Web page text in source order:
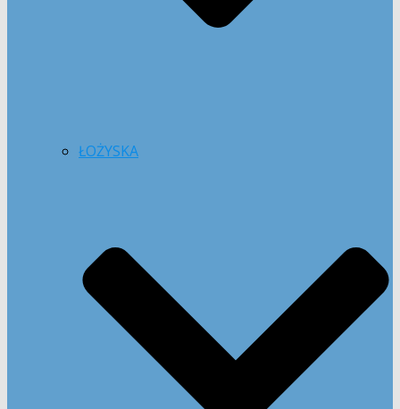
ŁOŻYSKA